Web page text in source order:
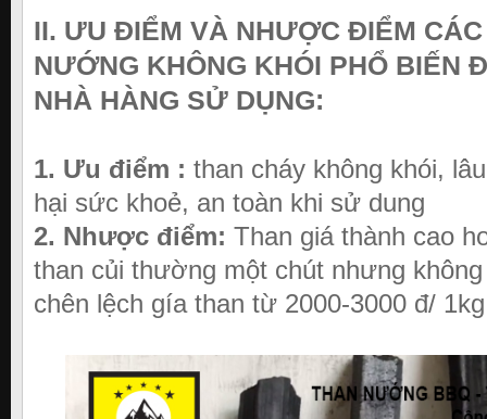
II. ƯU ĐIỂM VÀ NHƯỢC ĐIỂM
NƯỚNG KHÔNG KHÓI PHỔ BIẾN
NHÀ HÀNG SỬ DỤNG:
1. Ưu điểm : than cháy không khói,
hại sức khoẻ, an toàn khi sử dung
2. Nhược điểm: Than giá thành cao
than củi thường một chút nhưng
chên lệch gía than từ 2000-3000 đ/ 1kg